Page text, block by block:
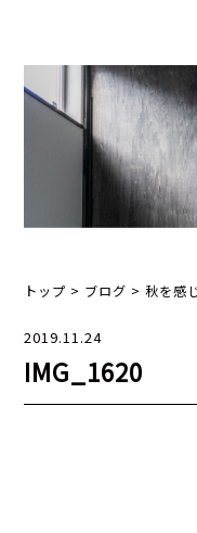
トップ > ブログ >秋を感
2019.11.24
IMG_1620